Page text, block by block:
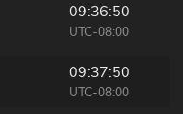
09:36:50
UTC-08:00
09:37:50
UTC-08:00